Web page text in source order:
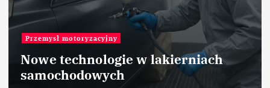
Przemysł motoryzacyjny
Nowe technologie w lakierniach
samochodowych